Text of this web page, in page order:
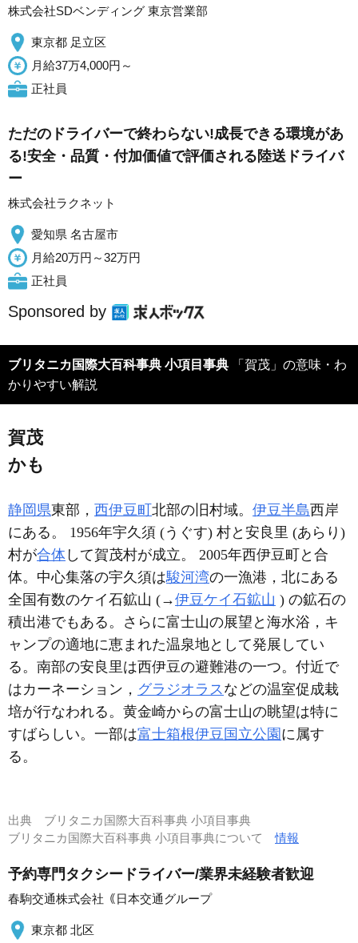
株式会社SDベンディング 東京営業部
東京都 足立区
月給37万4,000円～
正社員
ただのドライバーで終わらない!成長できる環境があ
る!安全・品質・付加価値で評価される陸送ドライバ
ー
株式会社ラクネット
愛知県 名古屋市
月給20万円～32万円
正社員
Sponsored by
ブリタニカ国際大百科事典 小項目事典
かりやすい解説
賀茂
かも
静岡県東部， 西伊豆町 北部の旧村域。 伊豆半島西岸
にある。 1956年宇久須 (うぐす) 村と安良里 (あらり)
村が合体 して賀茂村が成立。 2005年西伊豆町と合
体。中心集落の宇久須は駿河湾の一漁港，北にある
全国有数のケイ石鉱山 (→伊豆ケイ石鉱山 ) の鉱石の
積出港でもある。さらに富士山の展望と海水浴，キ
ャンプの適地に恵まれた温泉地として発展してい
る。南部の安良里は西伊豆の避難港の一つ。付近で
はカーネーション， グラジオラスなどの温室促成栽
培が行なわれる。黄金崎からの富士山の眺望は特に
すばらしい。一部は富士箱根伊豆国立公園 に属す
る。
出典 ブリタニカ国際大百科事典 小項目事典
ブリタニカ国際大百科事典 小項目事典について情報
予約専門タクシードライバー/業界未経験者歓迎
春駒交通株式会社｟日本交通グループ
東京都 北区